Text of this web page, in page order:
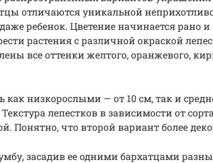
отличаются уникальной
ребенок. Цветение начинается рано
растения с различной окраской
все оттенки желтого, оранжевого,
как низкорослыми — от 10 см, так и
лепестков в зависимости от
Понятно, что второй вариант более
засадив ее одними бархатцами